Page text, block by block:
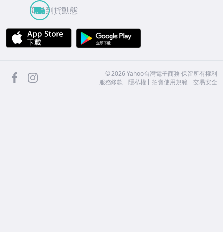
商品到貨動態
APP Store
facebook ©2026 Yahoo台灣電子商務 保留所有權利
服務條款
隱私權 拍賣使用規範 交易安全